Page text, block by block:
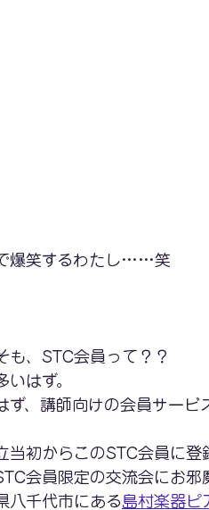
爆笑するわたし……笑
も、STC会員って？？
いはず。
ず、講師向けの会員サービ
当初からこのSTC会員に登
会員限定の交流会にお邪
八千代市にある島村楽器ピ